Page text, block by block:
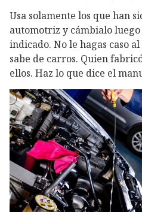
Usa solamente los que han
automotriz y cámbialo
indicado. No le hagas caso
sabe de carros. Quien
ellos. Haz lo que dice el